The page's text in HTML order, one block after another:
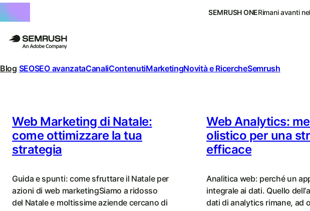
SEMRUSH ONERimani avanti
Blog SEOSEO avanzataCanaliContenutiMarketingNovità e RicercheSemrush
Semrush
SEO,
SEM,
ricerca
Web Marketing di Natale:
come ottimizzare la tua
strategia
Guida e spunti: come sfruttare il Natale per
azioni di web marketingSiamo a ridosso
del Natale e moltissime aziende cercano di
Web Analytics:
olistico per una
efficace
Analitica web: perché un
integrale ai dati. Quello
dati di analytics rimane, ad